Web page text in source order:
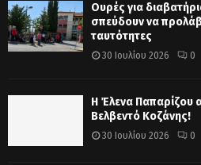
Ουρές για
σπεύδουν να
ταυτότητες
30 Ιουλίου 2026 0
Η Έλενα Παπαρίζου
Βελβεντό Κοζάνης!
30 Ιουλίου 2026 0